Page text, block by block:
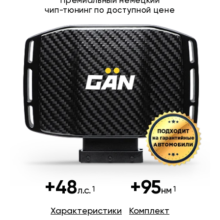
чип-тюнинг по доступной цене
+48л.с. +95нм
Характеристики Комплект